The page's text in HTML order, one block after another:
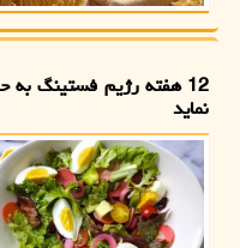
12 هفته رژیم فستینگ
نماید